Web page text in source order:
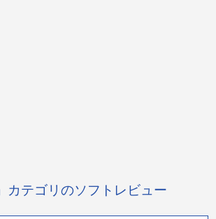
カテゴリのソフトレビュー